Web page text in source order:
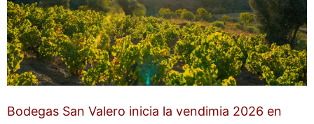
Bodegas San Valero inicia la vendimia 2026 en